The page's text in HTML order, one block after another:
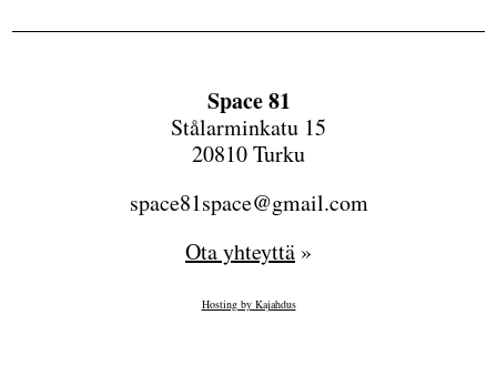
Space 81
Stålarminkatu 15
20810 Turku
space81space@gmail.com
Ota yhteyttä »
Hosting by Kajahdus